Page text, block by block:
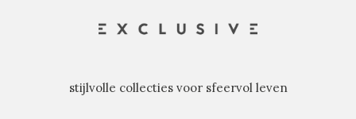
stijlvolle collecties voor sfeervol leven